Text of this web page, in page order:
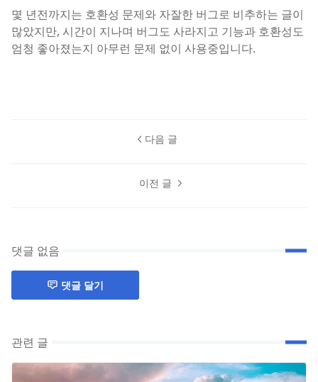
몇 년전까지는 호환성 문제와 자잘한 버그로 비추하는 글이
많았지만, 시간이 지나며 버그도 사라지고 기능과 호환성도
엄청 좋아졌는지 아무런 문제 없이 사용중입니다.
다음 글
이전 글
댓글 없음
댓글 달기
관련 글